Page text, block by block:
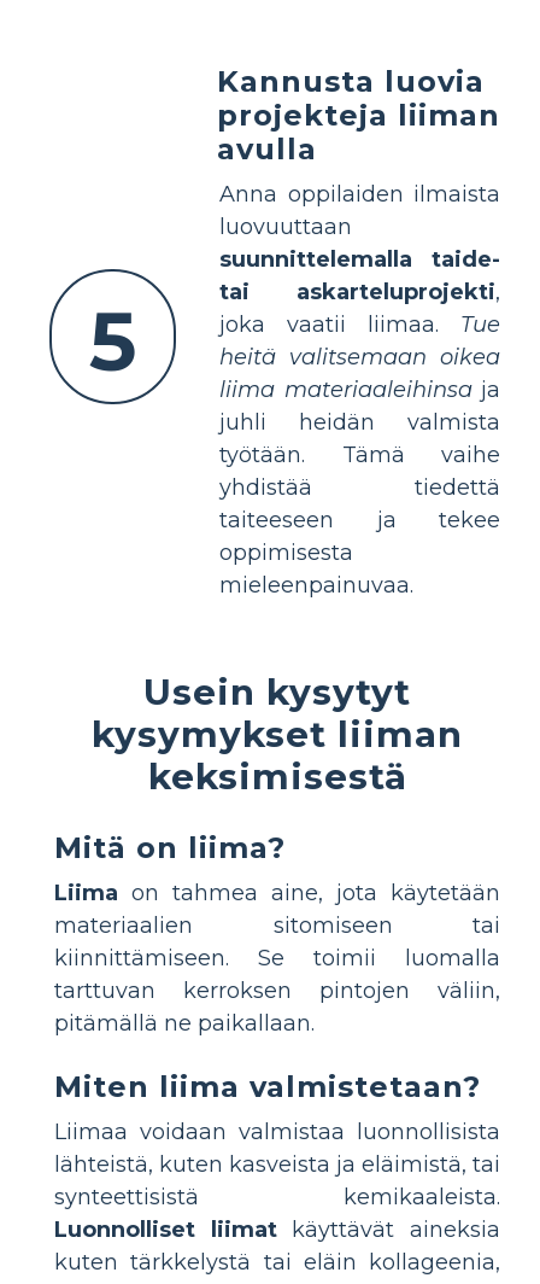
5
Kannusta luovia
projekteja liiman
avulla
Anna oppilaiden ilmaista
luovuuttaan
suunnittelemalla taide-
tai askarteluprojekti,
joka vaatii liimaa. Tue
heitä valitsemaan oikea
liima materiaaleihinsaja
juhli heidän valmista
työtään. Tämä vaihe
yhdistää tiedettä
taiteeseen ja tekee
oppimisesta
mieleenpainuvaa.
Usein kysytyt
kysymykset liiman
keksimisestä
Mitä on liima?
Liima on tahmea aine, jota käytetään
materiaalien sitomiseen tai
kiinnittämiseen. Se toimii luomalla
tarttuvan kerroksen pintojen väliin,
pitämällä ne paikallaan.
Miten liima valmistetaan?
Liimaa voidaan valmistaa luonnollisista
lähteistä, kuten kasveista ja eläimistä, tai
synteettisistä kemikaaleista.
Luonnolliset liimatkäyttävät aineksia
kuten tärkkelystä tai eläin kollageenia,